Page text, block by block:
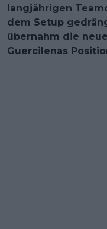
langjährigen
dem Setup
übernahm die
Guercilenas